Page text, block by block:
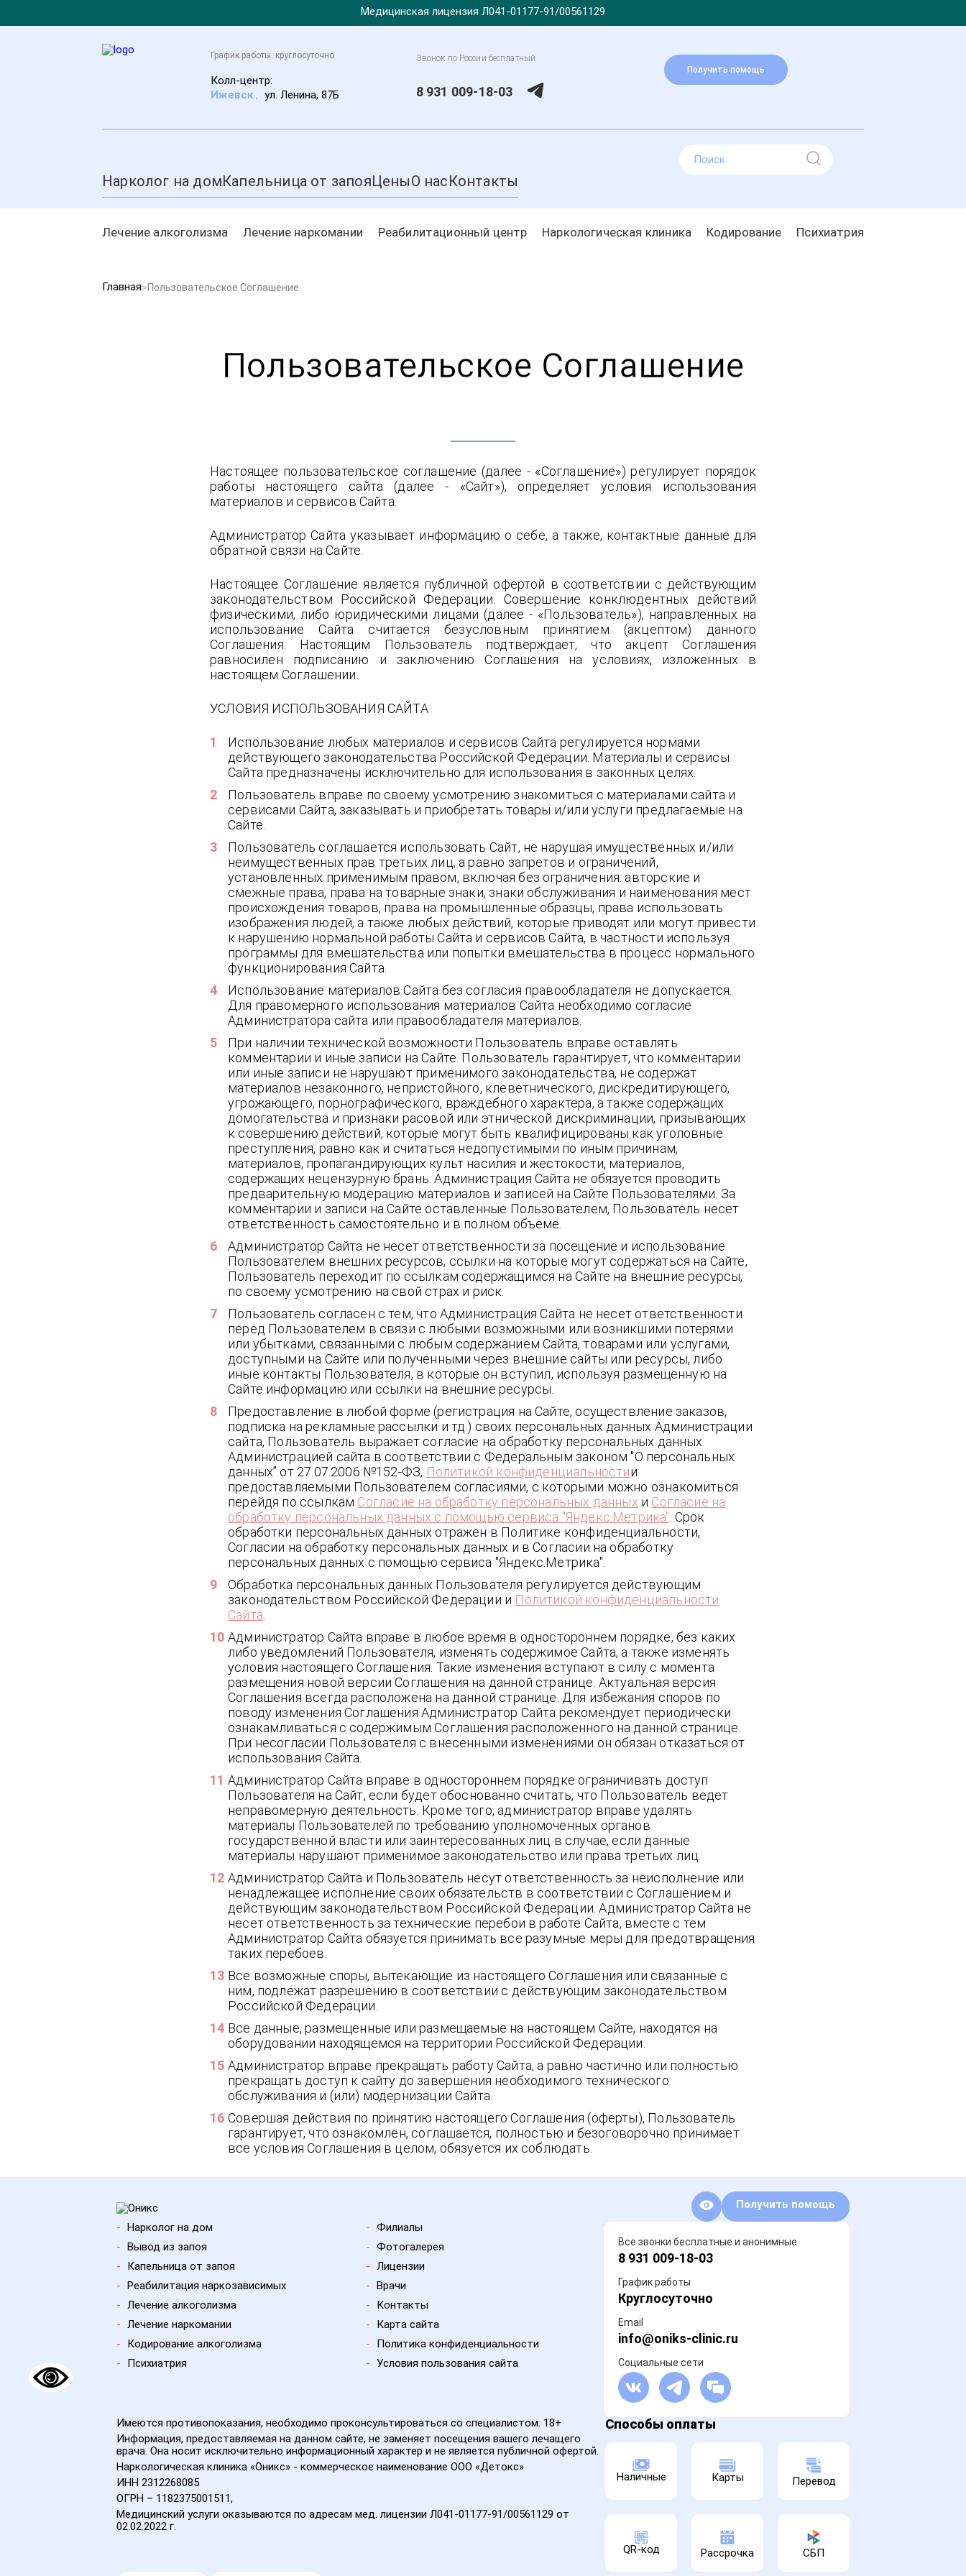
Медицинская лицензия Л041-01177-91/00561129
График работы: круглосуточно
Колл-центр:
Ижевск, ул. Ленина, 87Б
Получить помощь
Звонок по России бесплатный
8 931 009-18-03
Нарколог на домКапельница от запояЦеныО насКонтакты
Лечение алкоголизма Лечение наркомании Реабилитационный центр Наркологическая клиника Кодирование Психиатрия
Главная Пользовательское Соглашение
Пользовательское Соглашение
Настоящее пользовательское соглашение (далее - «Соглашение») регулирует порядок
работы настоящего сайта (далее - «Сайт»), определяет условия использования
материалов и сервисов Сайта.
Администратор Сайта указывает информацию о себе, а также, контактные данные для
обратной связи на Сайте.
Настоящее Соглашение является публичной офертой в соответствии с действующим
законодательством Российской Федерации. Совершение конклюдентных действий
физическими, либо юридическими лицами (далее - «Пользователь»), направленных на
использование Сайта считается безусловным принятием (акцептом) данного
Соглашения. Настоящим Пользователь подтверждает, что акцепт Соглашения
равносилен подписанию и заключению Соглашения на условиях, изложенных в
настоящем Соглашении.
УСЛОВИЯ ИСПОЛЬЗОВАНИЯ САЙТА
Использование любых материалов и сервисов Сайта регулируется нормами
действующего законодательства Российской Федерации. Материалы и сервисы
Сайта предназначены исключительно для использования в законных целях.
Пользователь вправе по своему усмотрению знакомиться с материалами сайта и
сервисами Сайта, заказывать и приобретать товары и/или услуги предлагаемые на
Сайте.
Пользователь соглашается использовать Сайт, не нарушая имущественных и/или
неимущественных прав третьих лиц, а равно запретов и ограничений,
установленных применимым правом, включая без ограничения: авторские и
смежные права, права на товарные знаки, знаки обслуживания и наименования мест
происхождения товаров, права на промышленные образцы, права использовать
изображения людей, а также любых действий, которые приводят или могут привести
к нарушению нормальной работы Сайта и сервисов Сайта, в частности используя
программы для вмешательства или попытки вмешательства в процесс нормального
функционирования Сайта.
Использование материалов Сайта без согласия правообладателя не допускается.
Для правомерного использования материалов Сайта необходимо согласие
Администратора сайта или правообладателя материалов.
При наличии технической возможности Пользователь вправе оставлять
комментарии и иные записи на Сайте. Пользователь гарантирует, что комментарии
или иные записи не нарушают применимого законодательства, не содержат
материалов незаконного, непристойного, клеветнического, дискредитирующего,
угрожающего, порнографического, враждебного характера, а также содержащих
домогательства и признаки расовой или этнической дискриминации, призывающих
к совершению действий, которые могут быть квалифицированы как уголовные
преступления, равно как и считаться недопустимыми по иным причинам,
материалов, пропагандирующих культ насилия и жестокости, материалов,
содержащих нецензурную брань. Администрация Сайта не обязуется проводить
предварительную модерацию материалов и записей на Сайте Пользователями. За
комментарии и записи на Сайте оставленные Пользователем, Пользователь несет
ответственность самостоятельно и в полном объеме.
Администратор Сайта не несет ответственности за посещение и использование
Пользователем внешних ресурсов, ссылки на которые могут содержаться на Сайте,
Пользователь переходит по ссылкам содержащимся на Сайте на внешние ресурсы,
по своему усмотрению на свой страх и риск.
Пользователь согласен с тем, что Администрация Сайта не несет ответственности
перед Пользователем в связи с любыми возможными или возникшими потерями
или убытками, связанными с любым содержанием Сайта, товарами или услугами,
доступными на Сайте или полученными через внешние сайты или ресурсы, либо
иные контакты Пользователя, в которые он вступил, используя размещенную на
Сайте информацию или ссылки на внешние ресурсы.
Предоставление в любой форме (регистрация на Сайте, осуществление заказов,
подписка на рекламные рассылки и тд.) своих персональных данных Администрации
сайта, Пользователь выражает согласие на обработку персональных данных
Администрацией сайта в соответствии с Федеральным законом "О персональных
данных” от 27.07.2006 №152-ФЗ, Политикой конфиденциальностии
предоставляемыми Пользователем согласиями, с которыми можно ознакомиться
перейдя по ссылкам Согласие на обработку персональных данных и Согласие на
обработку персональных данных с помощью сервиса "Яндекс.Метрика". Срок
обработки персональных данных отражен в Политике конфиденциальности,
Согласии на обработку персональных данных и в Согласии на обработку
персональных данных с помощью сервиса "Яндекс.Метрика".
Обработка персональных данных Пользователя регулируется действующим
законодательством Российской Федерации и Политикой конфиденциальности
Сайта.
Администратор Сайта вправе в любое время в одностороннем порядке, без каких
либо уведомлений Пользователя, изменять содержимое Сайта, а также изменять
условия настоящего Соглашения. Такие изменения вступают в силу с момента
размещения новой версии Соглашения на данной странице. Актуальная версия
Соглашения всегда расположена на данной странице. Для избежания споров по
поводу изменения Соглашения Администратор Сайта рекомендует периодически
ознакамливаться с содержимым Соглашения расположенного на данной странице.
При несогласии Пользователя с внесенными изменениями он обязан отказаться от
использования Сайта.
Администратор Сайта вправе в одностороннем порядке ограничивать доступ
Пользователя на Сайт, если будет обоснованно считать, что Пользователь ведет
неправомерную деятельность. Кроме того, администратор вправе удалять
материалы Пользователей по требованию уполномоченных органов
государственной власти или заинтересованных лиц в случае, если данные
материалы нарушают применимое законодательство или права третьих лиц.
Администратор Сайта и Пользователь несут ответственность за неисполнение или
ненадлежащее исполнение своих обязательств в соответствии с Соглашением и
действующим законодательством Российской Федерации. Администратор Сайта не
несет ответственность за технические перебои в работе Сайта, вместе с тем
Администратор Сайта обязуется принимать все разумные меры для предотвращения
таких перебоев.
Все возможные споры, вытекающие из настоящего Соглашения или связанные с
ним, подлежат разрешению в соответствии с действующим законодательством
Российской Федерации.
Все данные, размещенные или размещаемые на настоящем Сайте, находятся на
оборудовании находящемся на территории Российской Федерации.
Администратор вправе прекращать работу Сайта, а равно частично или полностью
прекращать доступ к сайту до завершения необходимого технического
обслуживания и (или) модернизации Сайта.
Совершая действия по принятию настоящего Соглашения (оферты), Пользователь
гарантирует, что ознакомлен, соглашается, полностью и безоговорочно принимает
все условия Соглашения в целом, обязуется их соблюдать.
Получить помощь
-
Нарколог на дом
-
Вывод из запоя
-
Капельница от запоя
-
Реабилитация наркозависимых
- Лечение алкоголизма
- Лечение наркомании
-
Кодирование алкоголизма
-
Психиатрия
- Филиалы
- Фотогалерея
- Лицензии
-
Врачи
-
Контакты
-
Карта сайта
-
Политика конфиденциальности
- Условия пользования сайта
Все звонки бесплатные и анонимные
8 931 009-18-03
График работы
Круглосуточно
Email
info@oniks-clinic.ru
Социальные сети
Имеются противопоказания, необходимо проконсультироваться со специалистом. 18+
Информация, предоставляемая на данном сайте, не заменяет посещения вашего лечащего
врача. Она носит исключительно информационный характер и не является публичной офертой.
Наркологическая клиника «Оникс» - коммерческое наименование ООО «Детокс»
ИНН 2312268085
ОГРН – 1182375001511,
Медицинский услуги оказываются по адресам мед. лицензии Л041-01177-91/00561129 от
02.02.2022 г.
Способы оплаты
Наличные Карты Перевод
QR-код Рассрочка СБП